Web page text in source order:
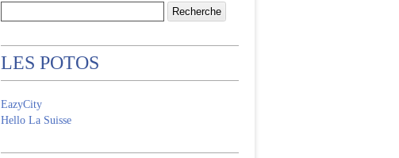
LES POTOS
EazyCity
Hello La Suisse